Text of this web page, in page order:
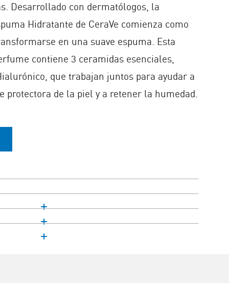
Desarrollado con dermatólogos, la
Hidratante de CeraVe comienza como
en una suave espuma. Esta
contiene 3 ceramidas esenciales,
que trabajan juntos para ayudar a
protectora de la piel y a retener la humedad.​